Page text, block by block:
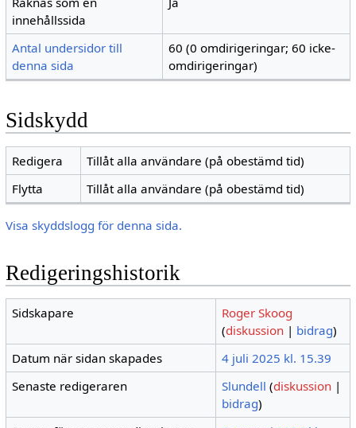
innehållssida
Antal undersidor till
denna sida
60 (0 omdirigeringar; 60 icke-
omdirigeringar)
Sidskydd
Redigera
Tillåt alla användare (på obestämd tid)
Flytta
Tillåt alla användare (på obestämd tid)
Visa skyddslogg för denna sida.
Redigeringshistorik
Sidskapare
Roger Skoog
(diskussion | bidrag)
Datum när sidan skapades
4 juli 2025 kl. 15.39
Senaste redigeraren
Slundell (diskussion |
bidrag)